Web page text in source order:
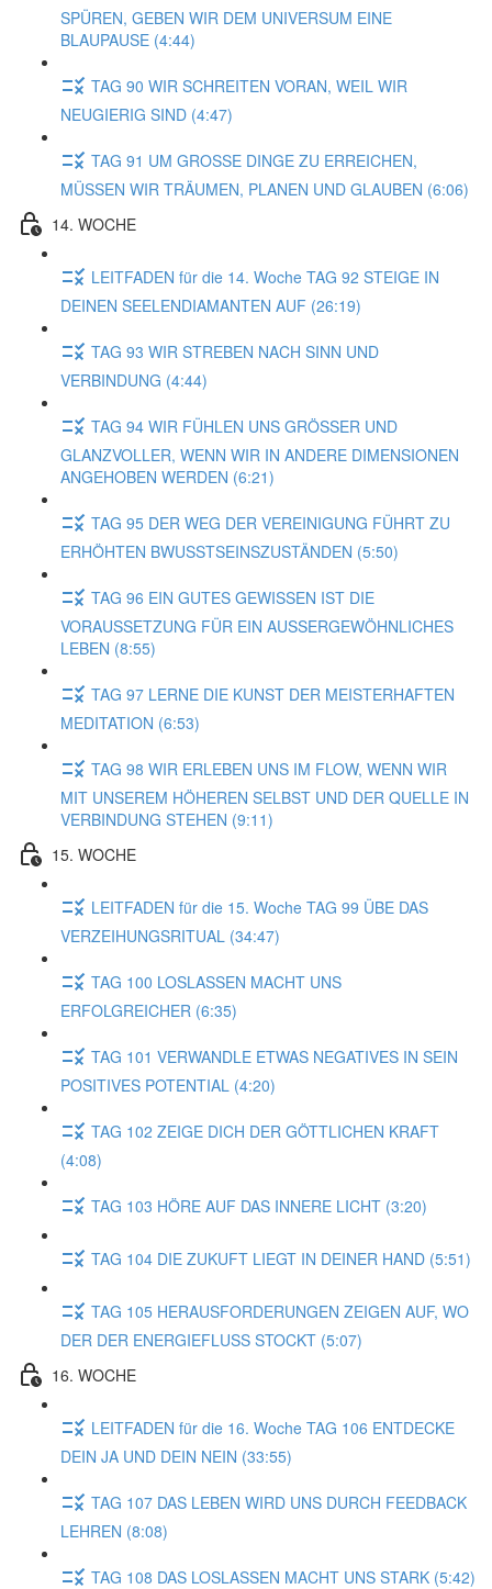
SPÜREN, GEBEN WIR DEM UNIVERSUM EINE
BLAUPAUSE (4:44)
TAG 90 WIR SCHREITEN VORAN, WEIL WIR
NEUGIERIG SIND (4:47)
TAG 91 UM GROSSE DINGE ZU ERREICHEN,
MÜSSEN WIR TRÄUMEN, PLANEN UND GLAUBEN (6:06)
14. WOCHE
LEITFADEN für die 14. Woche TAG 92 STEIGE IN
DEINEN SEELENDIAMANTEN AUF (26:19)
TAG 93 WIR STREBEN NACH SINN UND
VERBINDUNG (4:44)
TAG 94 WIR FÜHLEN UNS GRÖSSER UND
GLANZVOLLER, WENN WIR IN ANDERE DIMENSIONEN
ANGEHOBEN WERDEN (6:21)
TAG 95 DER WEG DER VEREINIGUNG FÜHRT ZU
ERHÖHTEN BWUSSTSEINSZUSTÄNDEN (5:50)
TAG 96 EIN GUTES GEWISSEN IST DIE
VORAUSSETZUNG FÜR EIN AUSSERGEWÖHNLICHES
LEBEN (8:55)
TAG 97 LERNE DIE KUNST DER MEISTERHAFTEN
MEDITATION (6:53)
TAG 98 WIR ERLEBEN UNS IM FLOW, WENN WIR
MIT UNSEREM HÖHEREN SELBST UND DER QUELLE IN
VERBINDUNG STEHEN (9:11)
15. WOCHE
LEITFADEN für die 15. Woche TAG 99 ÜBE DAS
VERZEIHUNGSRITUAL (34:47)
TAG 100 LOSLASSEN MACHT UNS
ERFOLGREICHER (6:35)
TAG 101 VERWANDLE ETWAS NEGATIVES IN SEIN
POSITIVES POTENTIAL (4:20)
TAG 102 ZEIGE DICH DER GÖTTLICHEN KRAFT
(4:08)
TAG 103 HÖRE AUF DAS INNERE LICHT (3:20)
TAG 104 DIE ZUKUFT LIEGT IN DEINER HAND (5:51)
TAG 105 HERAUSFORDERUNGEN ZEIGEN AUF, WO
DER DER ENERGIEFLUSS STOCKT (5:07)
16. WOCHE
LEITFADEN für die 16. Woche TAG 106 ENTDECKE
DEIN JA UND DEIN NEIN (33:55)
TAG 107 DAS LEBEN WIRD UNS DURCH FEEDBACK
LEHREN (8:08)
TAG 108 DAS LOSLASSEN MACHT UNS STARK (5:42)